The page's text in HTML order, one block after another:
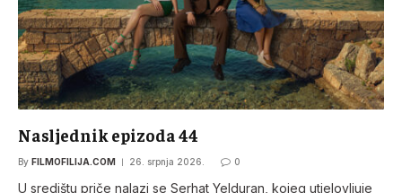
Nasljednik epizoda 44
By FILMOFILIJA.COM 26. srpnja 2026. 0
U središtu priče nalazi se Serhat Yelduran, kojeg utjelovljuje